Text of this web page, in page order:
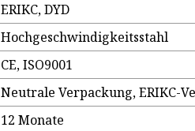
ERIKC, DYD
Hochgeschwindigkeitsstahl
CE, ISO9001
Neutrale Verpackung, ERIKC-
12 Monate